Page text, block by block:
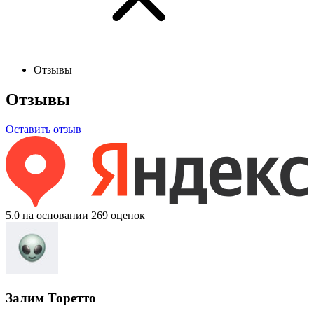
Отзывы
Отзывы
Оставить отзыв
5.0 на основании 269 оценок
Залим Торетто